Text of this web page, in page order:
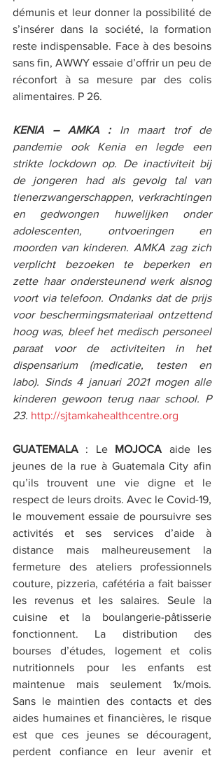
démunis et leur donner la possibilité de
s’insérer dans la société, la formation
reste indispensable. Face à des besoins
sans fin, AWWY essaie d’offrir un peu de
réconfort à sa mesure par des colis
alimentaires. P 26.
KENIA – AMKA : In maart trof de
pandemie ook Kenia en legde een
strikte lockdown op. De inactiviteit bij
de jongeren had als gevolg tal van
tienerzwangerschappen, verkrachtingen
en gedwongen huwelijken onder
adolescenten, ontvoeringen en
moorden van kinderen. AMKA zag zich
verplicht bezoeken te beperken en
zette haar ondersteunend werk alsnog
voort via telefoon. Ondanks dat de prijs
voor beschermingsmateriaal ontzettend
hoog was, bleef het medisch personeel
paraat voor de activiteiten in het
dispensarium (medicatie, testen en
labo). Sinds 4 januari 2021 mogen alle
kinderen gewoon terug naar school. P
23. http://sjtamkahealthcentre.org
GUATEMALA : Le MOJOCA aide les
jeunes de la rue à Guatemala City afin
qu’ils trouvent une vie digne et le
respect de leurs droits. Avec le Covid-19,
le mouvement essaie de poursuivre ses
activités et ses services d’aide à
distance mais malheureusement la
fermeture des ateliers professionnels
couture, pizzeria, cafétéria a fait baisser
les revenus et les salaires. Seule la
cuisine et la boulangerie-pâtisserie
fonctionnent. La distribution des
bourses d’études, logement et colis
nutritionnels pour les enfants est
maintenue mais seulement 1x/mois.
Sans le maintien des contacts et des
aides humaines et financières, le risque
est que ces jeunes se découragent,
perdent confiance en leur avenir et